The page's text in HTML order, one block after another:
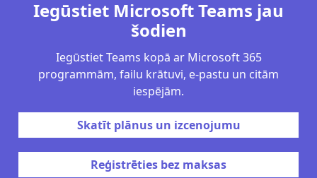
Iegūstiet Microsoft Teams jau
šodien
Iegūstiet Teams kopā ar Microsoft 365
programmām, failu krātuvi, e-pastu un citām
iespējām.
Skatīt plānus un izcenojumu
Reģistrēties bez maksas